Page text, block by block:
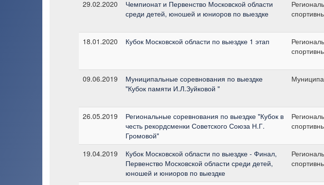
29.02.2020
Чемпионат и Первенство Московской области
среди детей, юношей и юниоров по выездке
18.01.2020 Кубок Московской области по выездке 1 этап
09.06.2019
Муниципальные соревнования по выездке
"Кубок памяти И.Л.Зуйковой "
26.05.2019
Региональные соревнования по выездке "Кубок в
честь рекордсменки Советского Союза Н.Г.
Громовой"
19.04.2019
Кубок Московской области по выездке - Финал,
Первенство Московской области среди детей,
юношей и юниоров по выездке